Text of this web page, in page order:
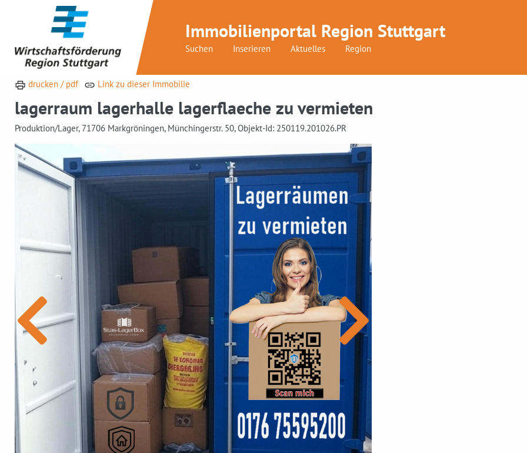
Immobilienportal Region Stuttgart
Suchen Inserieren Aktuelles Region
drucken / pdf Link zu dieser Immobilie
lagerraum lagerhalle lagerflaeche zu vermieten
Produktion/Lager, 71706 Markgröningen, Münchingerstr. 50, Objekt-Id: 250119.201026.PR